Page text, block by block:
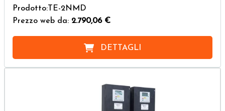
Prodotto:TE-2NMD
Prezzo web da: 2.790,06 €
DETTAGLI